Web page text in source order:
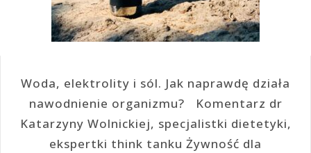
Woda, elektrolity i sól. Jak naprawdę działa
nawodnienie organizmu? Komentarz dr
Katarzyny Wolnickiej, specjalistki dietetyki,
ekspertki think tanku Żywność dla